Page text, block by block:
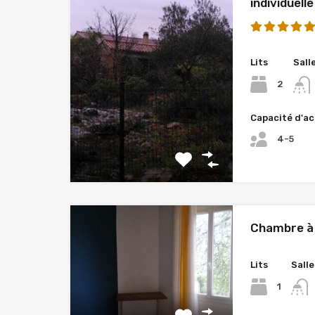
individuelle
Lits
2
Capacité
4-5
Chambre
Lits
1